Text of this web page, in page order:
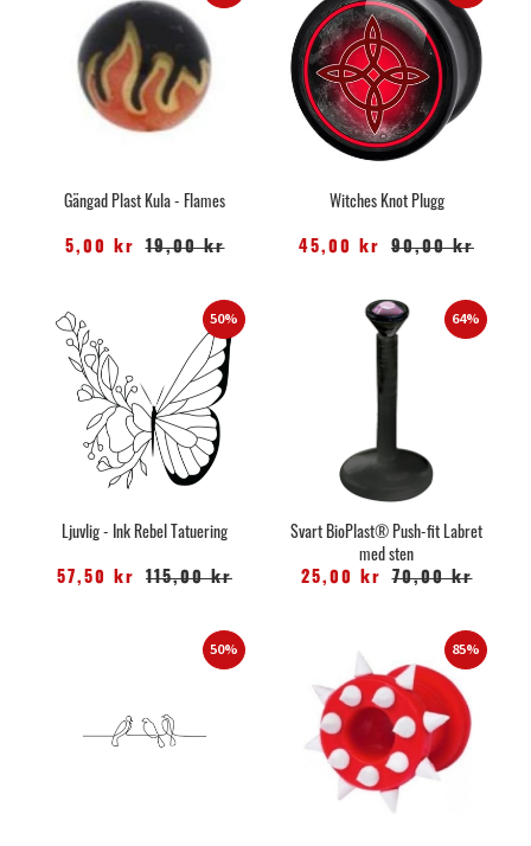
Gängad Plast Kula - Flames
5,00 kr 19,00 kr
Witches Knot Plugg
45,00 kr 90,00 kr
50%
Ljuvlig - Ink Rebel Tatuering
57,50 kr 115,00 kr
64%
Svart BioPlast® Push-fit Labret
med sten
25,00 kr 70,00 kr
50% 85%